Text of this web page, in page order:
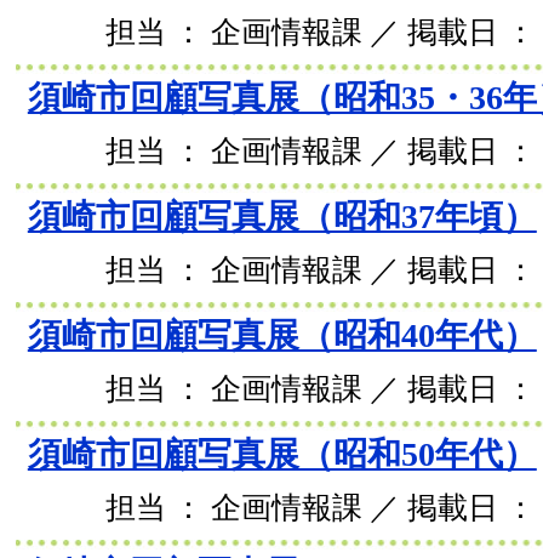
担当 ： 企画情報課 ／ 掲載日 ：
須崎市回顧写真展（昭和35・36
担当 ： 企画情報課 ／ 掲載日 ：
須崎市回顧写真展（昭和37年頃）
担当 ： 企画情報課 ／ 掲載日 ：
須崎市回顧写真展（昭和40年代）
担当 ： 企画情報課 ／ 掲載日 ：
須崎市回顧写真展（昭和50年代）
担当 ： 企画情報課 ／ 掲載日 ：